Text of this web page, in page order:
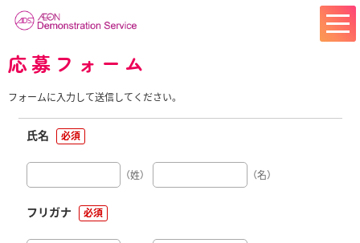
応募フォーム
フォームに入力して送信してください。
氏名 必須
（姓） （名）
フリガナ 必須